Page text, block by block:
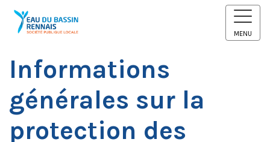
MENU
Informations
générales sur la
protection des